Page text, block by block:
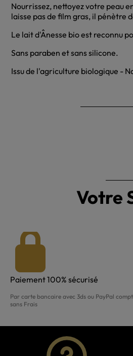
Nourrissez, nettoyez votre peau
laisse pas de film gras, il pénètre
Le lait d'Ânesse bio est reconnu
Sans paraben et sans silicone.
Issu de l'agriculture biologique -
Votre
Paiement 100% sécurisé
Par carte bancaire avec 3ds ou PayPal
sans Frais